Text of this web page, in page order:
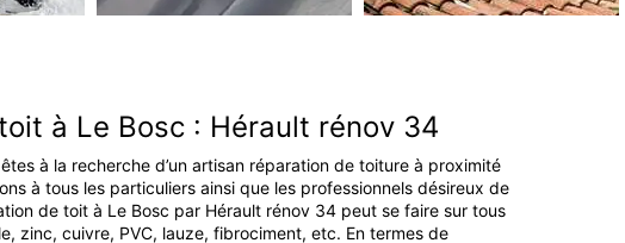
à Le Bosc : Hérault rénov 34
à la recherche d’un artisan réparation de toiture à proximité
à tous les particuliers ainsi que les professionnels désireux de
de toit à Le Bosc par Hérault rénov 34 peut se faire sur tous
zinc, cuivre, PVC, lauze, fibrociment, etc. En termes de